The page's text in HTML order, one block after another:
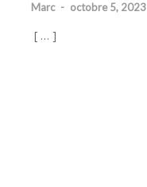
Marc - octobre 5, 2023
[ … ]